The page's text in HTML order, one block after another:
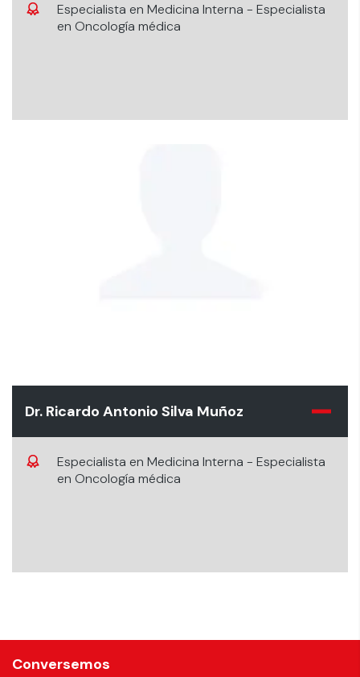
Especialista en Medicina Interna - Especialista
en Oncología médica
Dr. Ricardo Antonio Silva Muñoz
Especialista en Medicina Interna - Especialista
en Oncología médica
Conversemos